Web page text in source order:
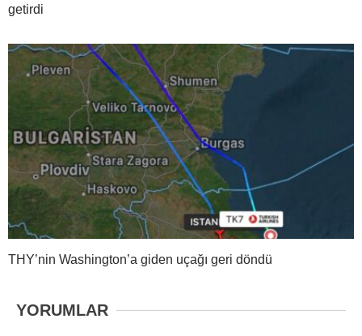
getirdi
THY’nin Washington’a giden uçağı geri döndü
YORUMLAR